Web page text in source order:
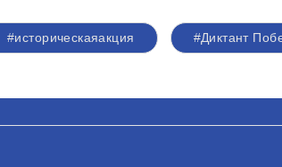
#историческаяакция #Диктант